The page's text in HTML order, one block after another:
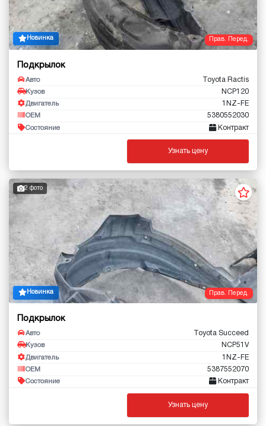
Прав. Перед.
Новинка
Подкрылок
Авто Toyota Ractis
Кузов NCP120
Двигатель 1NZ-FE
OEM 5380552030
Состояние Контракт
Узнать цену
Прав. Перед.
2 фото
Новинка
Подкрылок
Авто Toyota Succeed
Кузов NCP51V
Двигатель 1NZ-FE
OEM 5387552070
Состояние Контракт
Узнать цену